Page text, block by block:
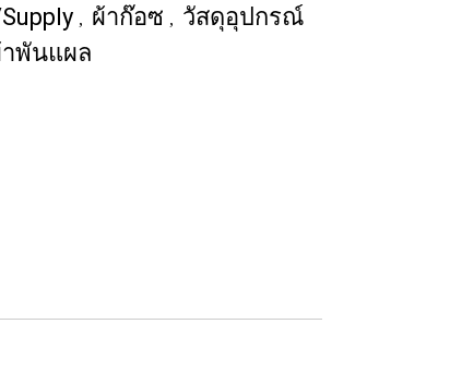
, ผ้าก๊อซ , วัสดุอุปกรณ์
พันแผล